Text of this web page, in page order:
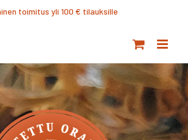
toimitus yli 100 € tilauksille